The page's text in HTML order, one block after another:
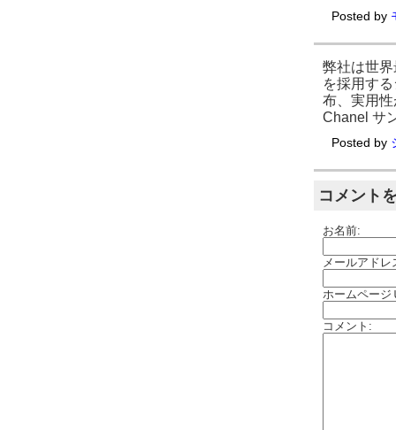
Posted by
弊社は世
を採用す
布、実用
Chanel サ
Posted by
コメント
お名前:
メールアド
ホームページ
コメント: